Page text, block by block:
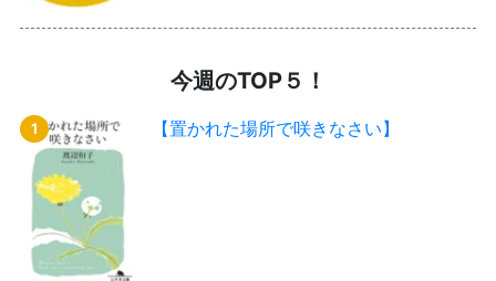
今週のTOP５！
【置かれた場所で咲きなさい】